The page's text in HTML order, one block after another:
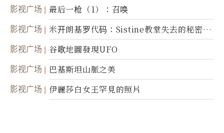
影视广场 最后一枪（1）：召唤
影视广场
米开朗基罗代码：Sistine教堂失去的秘密
(图)
影视广场 谷歌地圖發現UFO
影视广场 巴基斯坦山脈之美
影视广场 伊麗莎白女王罕見的照片